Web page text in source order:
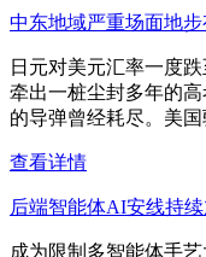
中东地域严重场面地
日元对美元汇率一度
牵出一桩尘封多年的
的导弹曾经耗尽。美
查看详情
后端智能体AI安线持
成为限制多智能体手